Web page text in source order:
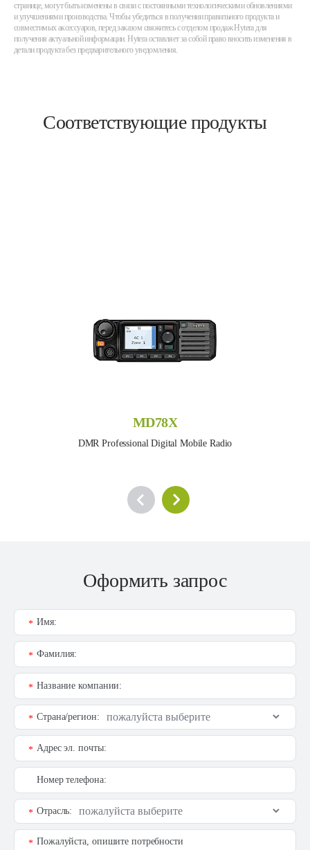
странице, могут быть изменены в связи с постоянными технологическими обновлениями
и улучшениями производства. Чтобы убедиться в получении правильного продукта и
совместимых аксессуаров, перед заказом свяжитесь с отделом продаж Hytera для
получения актуальной информации. Hytera оставляет за собой право вносить изменения в
детали продукта без предварительного уведомления.
Соответствующие продукты
MD78X
DMR Professional Digital Mobile Radio
Оформить запрос
Имя:
*
Фамилия:
*
Название компании:
*
Страна/регион:
*
Адрес эл. почты:
*
Номер телефона:
Отрасль:
*
Пожалуйста, опишите потребности
*